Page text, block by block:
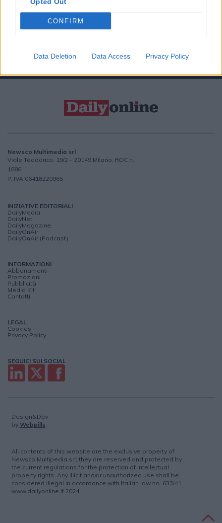
CONFIRM
Data Deletion Data Access Privacy Policy
database ad uso esclusivo interno all'azienda.
Newsco Multimedia srl
Viale Teodorico, 19/2 – 20149 Milano, ROC n.
1886
P. IVA 06418220965
INIZIATIVE EDITORIALI
DailyMedia
DailyNet
DailyMagazine
DailyOnAir
DailyOnAir (Podcast)
INFORMAZIONI
Abbonamenti
Promozioni
Pubblicità
Media Kit
Contatti
LEGAL
Cookies
Privacy Policy
SEGUICI SUI SOCIAL
Design&Dev
by Webpills
All contents of this website are the exclusive property of
Newsco Multipedia srl; they are reserved and protected by
the current regulations for the protection of intellectual
property rights. Any illicit and/or unauthorized use shall be
considered illegal in accordance with Italian law no. 633/41.
www.dailyonline.it 2024